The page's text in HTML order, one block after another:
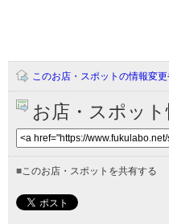
このお店・スポットの情報変
お店・スポッ
■このお店・スポットを共有する